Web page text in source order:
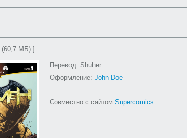
(60,7 МБ) ]
Перевод: Shuher
Оформление: John Doe
Совместно с сайтом Supercomics